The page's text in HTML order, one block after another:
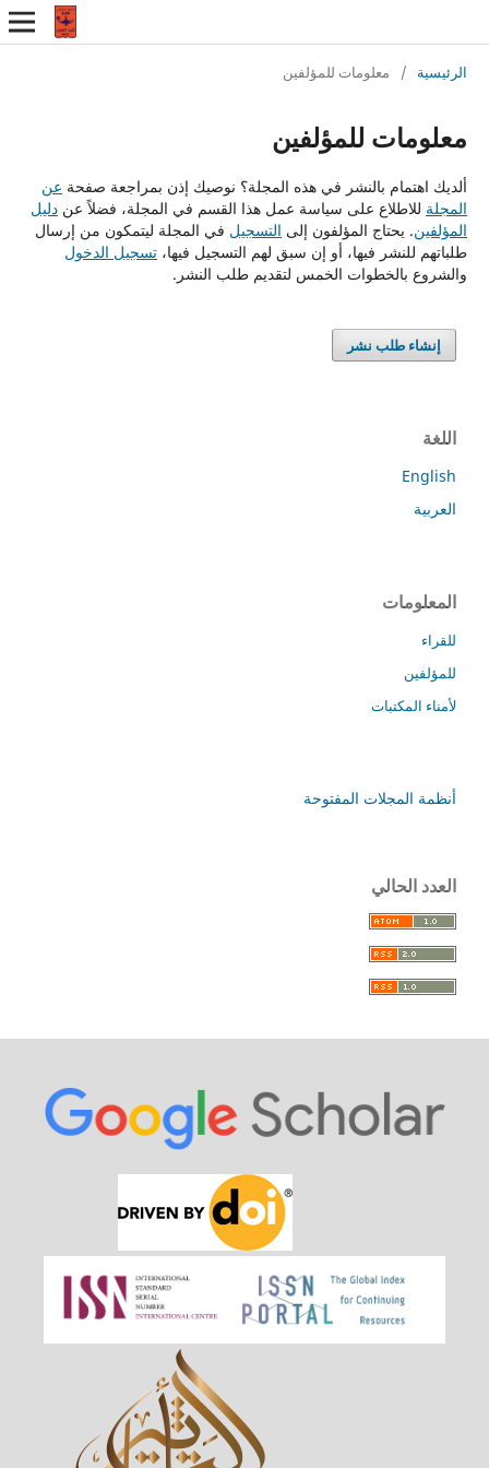
الرئيسية / معلومات للمؤلفين
معلومات للمؤلفين
ألديك اهتمام بالنشر في هذه المجلة؟ نوصيك إذن بمراجعة صفحة عن
المجلة للاطلاع على سياسة عمل هذا القسم في المجلة، فضلاً عن دليل
المؤلفين. يحتاج المؤلفون إلى التسجيل في المجلة ليتمكون من إرسال
طلباتهم للنشر فيها، أو إن سبق لهم التسجيل فيها، تسجيل الدخول
والشروع بالخطوات الخمس لتقديم طلب النشر.
إنشاء طلب نشر
اللغة
English
العربية
المعلومات
للقراء
للمؤلفين
لأمناء المكتبات
أنظمة المجلات المفتوحة
العدد الحالي